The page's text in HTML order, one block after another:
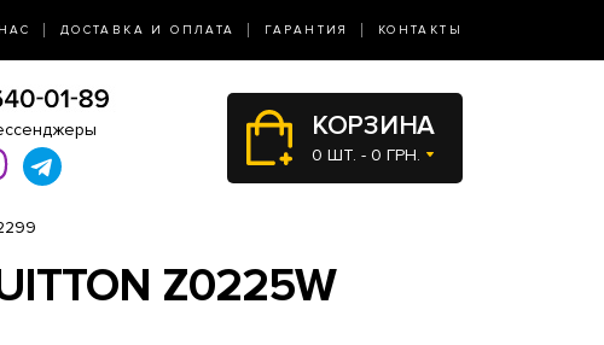
ДОСТАВКА И ОПЛАТА ГАРАНТИЯ КОНТАКТЫ
КОРЗИНА
0 ШТ. - 0 ГРН.
Z0225W